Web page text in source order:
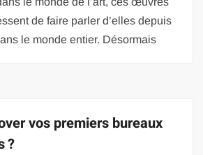
de faire parler d’elles depuis
le monde entier. Désormais
vos premiers bureaux
?